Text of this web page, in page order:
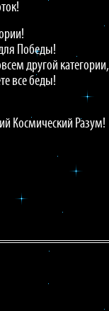
Победы!
другой категории,
все беды!
Космический Разум!